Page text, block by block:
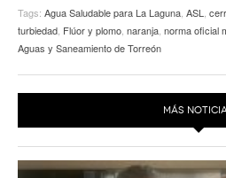
Tags: Agua Saludable para La Laguna ASL
turbiedad Flúor y plomo naranja norma oficial
Aguas y Saneamiento de Torreón
MÁS